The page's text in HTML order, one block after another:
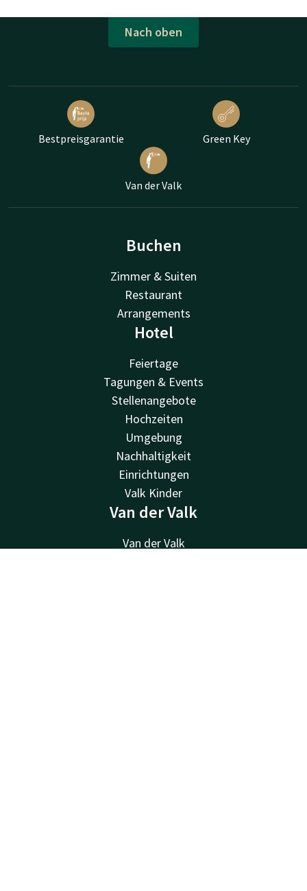
Nach oben
Bestpreisgarantie Green Key
Van der Valk
Buchen
Zimmer & Suiten
Restaurant
Arrangements
Hotel
Feiertage
Tagungen & Events
Stellenangebote
Hochzeiten
Umgebung
Nachhaltigkeit
Einrichtungen
Valk Kinder
Van der Valk
Van der Valk